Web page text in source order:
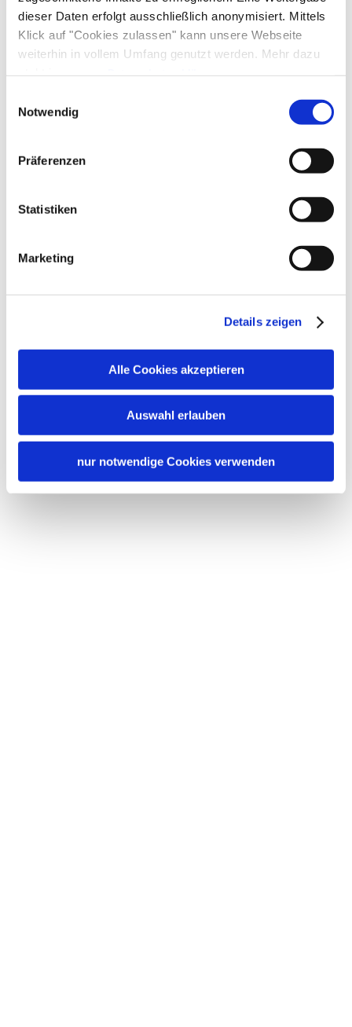
dieser Daten erfolgt ausschließlich anonymisiert. Mittels
Klick auf "Cookies zulassen" kann unsere Webseite
weiterhin in vollem Umfang genutzt werden. Mehr dazu
steht in unserer Datenschutzerklärung.
gelistet.
Notwendig
Präferenzen
Statistiken
Marketing
Details zeigen
Alle Cookies akzeptieren
Auswahl erlauben
nur notwendige Cookies verwenden